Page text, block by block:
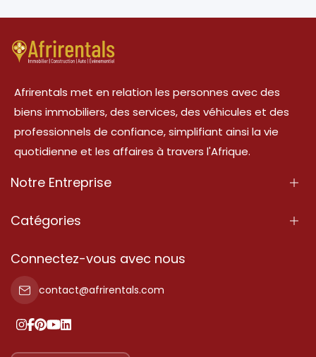
Afrirentals met en relation les personnes avec des
biens immobiliers, des services, des véhicules et des
professionnels de confiance, simplifiant ainsi la vie
quotidienne et les affaires à travers l'Afrique.
Notre Entreprise
À Propos
Conditions d'Utilisation
Politique de Confidentialité
Nos tarifs
Catégories
Propriété
Propriété à vendre
Propriété à louer
Ajoutez votre témoignage
Connectez-vous avec nous
contact@afrirentals.com